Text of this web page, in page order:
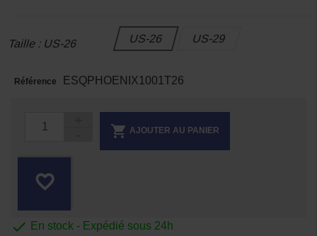
Taille : US-26 US-26 US-29
Référence ESQPHOENIX1001T26
 AJOUTER AU PANIER
favorite_border
 En stock - Expédié sous 24h